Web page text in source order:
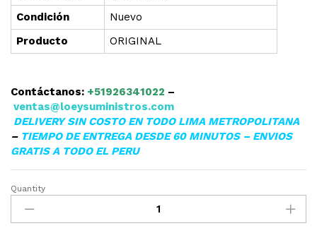
Condición
Nuevo
Producto
ORIGINAL
Contáctanos: +51926341022 –
ventas@loeysuministros.com
DELIVERY SIN COSTO EN TODO LIMA METROPOLITANA
– TIEMPO DE ENTREGA DESDE 60 MINUTOS – ENVIOS
GRATIS A TODO EL PERU
▷TONER
XEROX
106R03885
Quantity